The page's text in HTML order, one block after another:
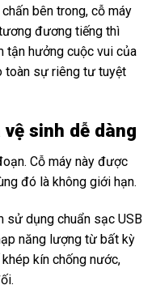
bên trong, cỗ máy
đương tiếng thì
tận hưởng cuộc vui của
toàn sự riêng tư tuyệt
sinh dễ dàng
Cỗ máy này được
đó là không giới hạn.
sử dụng chuẩn sạc USB
năng lượng từ bất kỳ
kín chống nước,